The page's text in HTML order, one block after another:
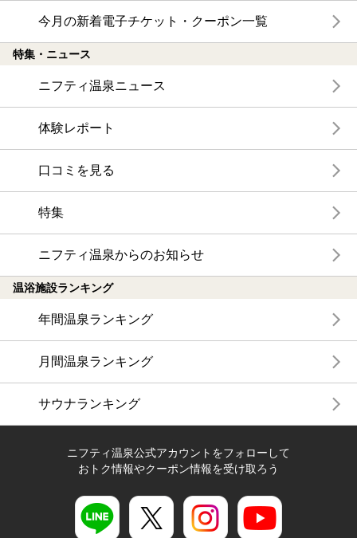
今月の新着電子チケット・クーポン一覧
特集・ニュース
ニフティ温泉ニュース
体験レポート
口コミを見る
特集
ニフティ温泉からのお知らせ
温浴施設ランキング
年間温泉ランキング
月間温泉ランキング
サウナランキング
ニフティ温泉公式アカウントをフォローして
おトク情報やクーポン情報を受け取ろう